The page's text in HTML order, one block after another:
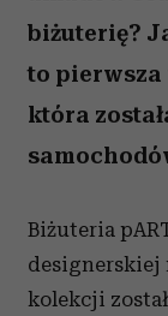
biżuterię?
to pierwsza
która
Biżuteria
designerskiej
kolekcji